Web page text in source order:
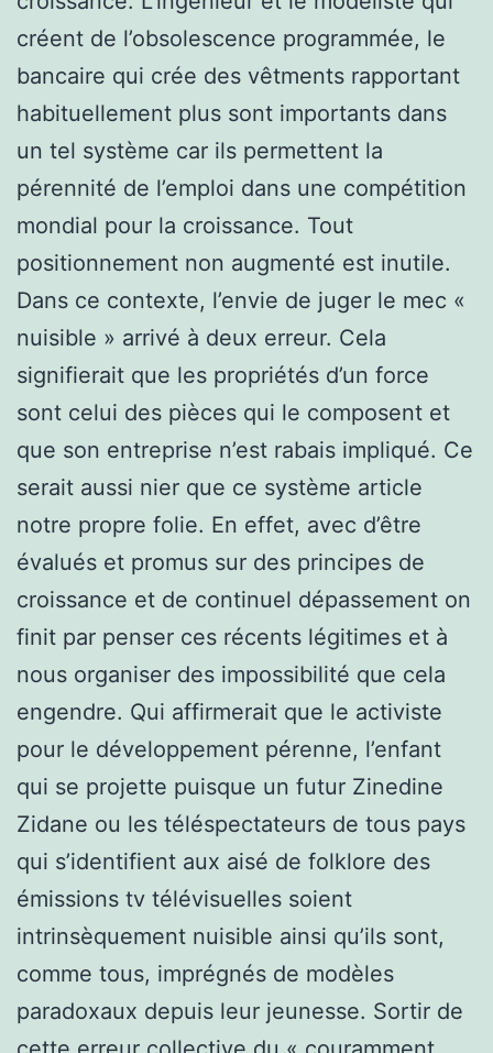
créent de l’obsolescence programmée, le
bancaire qui crée des vêtments rapportant
habituellement plus sont importants dans
un tel système car ils permettent la
pérennité de l’emploi dans une compétition
mondial pour la croissance. Tout
positionnement non augmenté est inutile.
Dans ce contexte, l’envie de juger le mec «
nuisible » arrivé à deux erreur. Cela
signifierait que les propriétés d’un force
sont celui des pièces qui le composent et
que son entreprise n’est rabais impliqué. Ce
serait aussi nier que ce système article
notre propre folie. En effet, avec d’être
évalués et promus sur des principes de
croissance et de continuel dépassement on
finit par penser ces récents légitimes et à
nous organiser des impossibilité que cela
engendre. Qui affirmerait que le activiste
pour le développement pérenne, l’enfant
qui se projette puisque un futur Zinedine
Zidane ou les téléspectateurs de tous pays
qui s’identifient aux aisé de folklore des
émissions tv télévisuelles soient
intrinsèquement nuisible ainsi qu’ils sont,
comme tous, imprégnés de modèles
paradoxaux depuis leur jeunesse. Sortir de